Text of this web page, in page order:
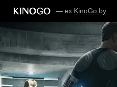
— ex KinoGo.by